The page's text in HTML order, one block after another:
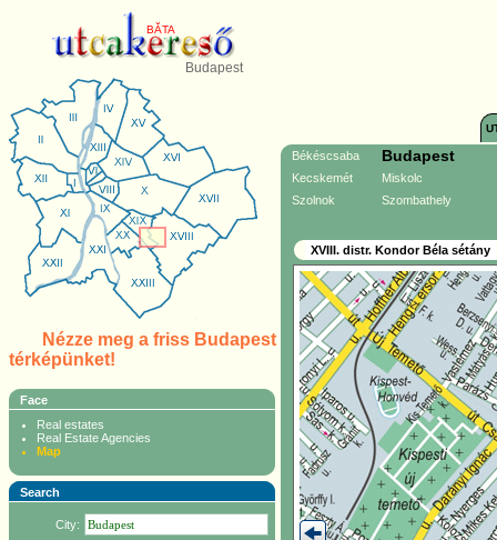
BĂTA
Budapest
Nézze meg a friss Budapest
térképünket!
Face
Real estates
Real Estate Agencies
Map
Search
City:
Békéscsaba Budapest
Kecskemét
Miskolc
Szolnok
Szombathely
XVIII. distr. Kondor Béla sétány